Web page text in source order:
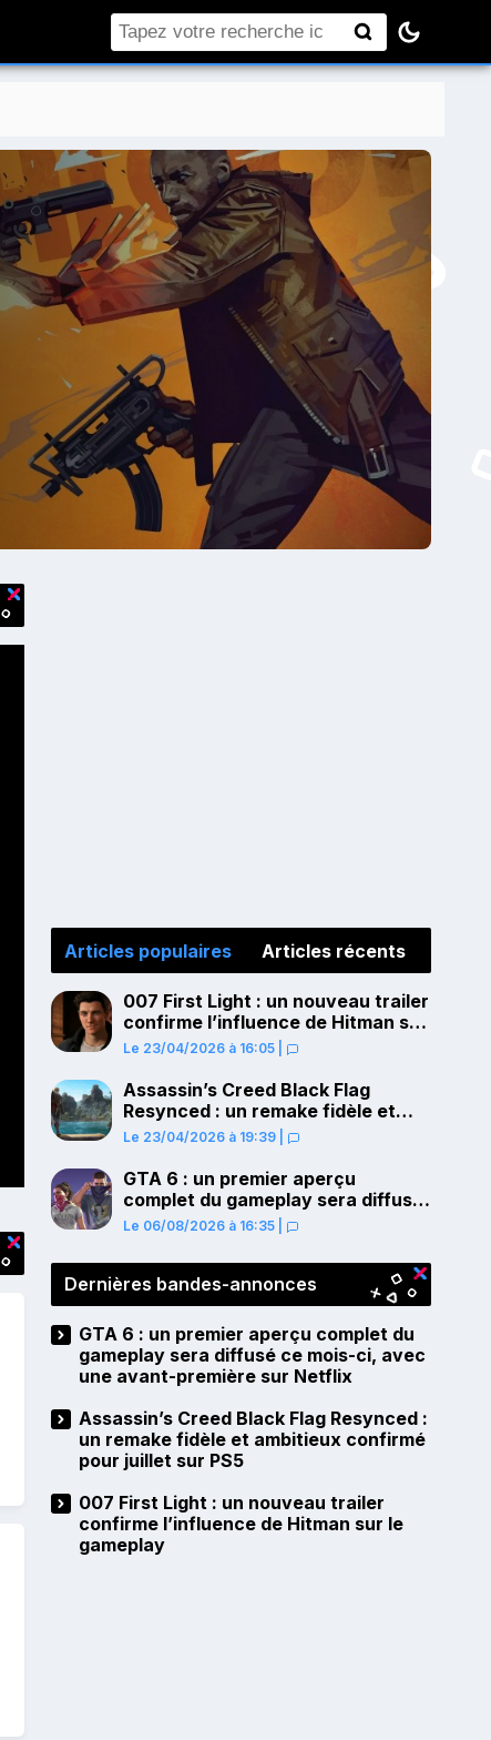
Rechercher
Articles populaires Articles récents
007 First Light : un nouveau trailer
confirme l’influence de Hitman sur
le gameplay
Le 23/04/2026 à 16:05
Assassin’s Creed Black Flag
Resynced : un remake fidèle et
ambitieux confirmé pour juillet sur
Le 23/04/2026 à 19:39
GTA 6 : un premier aperçu
complet du gameplay sera diffusé
ce mois-ci, avec une avant-
Le 06/08/2026 à 16:35
Dernières bandes-annonces
GTA 6 : un premier aperçu complet du
gameplay sera diffusé ce mois-ci, avec
une avant-première sur Netflix
Assassin’s Creed Black Flag Resynced :
un remake fidèle et ambitieux confirmé
pour juillet sur PS5
007 First Light : un nouveau trailer
confirme l’influence de Hitman sur le
gameplay